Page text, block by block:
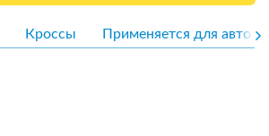
Кроссы Применяется для авто